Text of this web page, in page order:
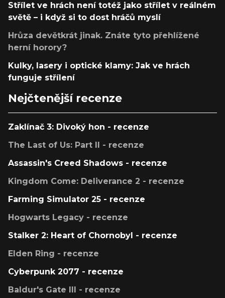
Střílet ve hrách není totéž jako střílet v reálném
světě – i když si to dost hráčů myslí
Hrůza devětkrát jinak. Znáte tyto přehlížené
herní horory?
Kulky, lasery i optické klamy: Jak ve hrách
funguje střílení
Nejčtenější recenze
Zaklínač 3: Divoký hon - recenze
The Last of Us: Part II - recenze
Assassin's Creed Shadows - recenze
Kingdom Come: Deliverance 2 - recenze
Farming Simulator 25 - recenze
Hogwarts Legacy - recenze
Stalker 2: Heart of Chornobyl - recenze
Elden Ring - recenze
Cyberpunk 2077 - recenze
Baldur's Gate III - recenze